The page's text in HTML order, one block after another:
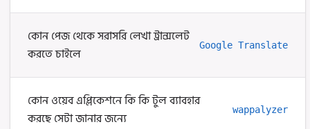
কোন পেজ থেকে সরাসরি লেখা ট্রান্সলেট
করতে চাইলে
Google Translate
কোন ওয়েব এপ্লিকেশনে কি কি টুল ব্যাবহার
করছে সেটা জানার জন্যে
wappalyzer